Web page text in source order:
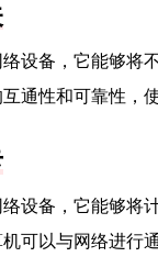
设备，它能够将
通性和可靠性，
设备，它能够将
可以与网络进行通